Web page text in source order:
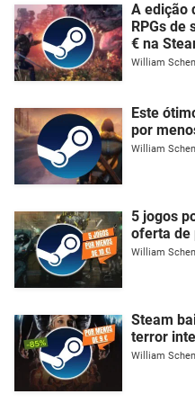
A edição
RPGs
€ na
William
Este
por
William
5 jogos
oferta de
William
Steam
terror
William